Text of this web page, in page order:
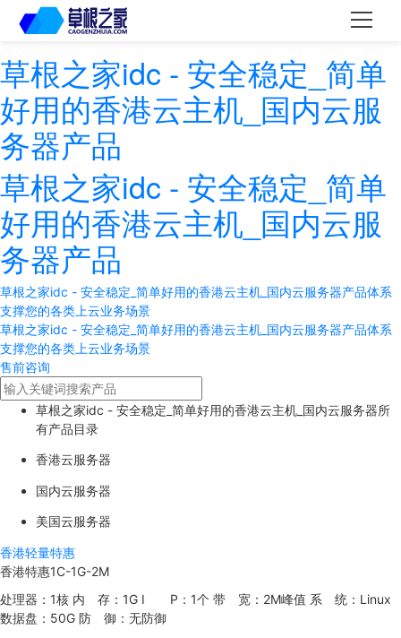
草根之家idc - 安全稳定_简单
好用的香港云主机_国内云服
务器产品
草根之家idc - 安全稳定_简单
好用的香港云主机_国内云服
务器产品
草根之家idc - 安全稳定_简单好用的香港云主机_国内云服务器产品体系
支撑您的各类上云业务场景
草根之家idc - 安全稳定_简单好用的香港云主机_国内云服务器产品体系
支撑您的各类上云业务场景
售前咨询
草根之家idc - 安全稳定_简单好用的香港云主机_国内云服务器所
有产品目录
香港云服务器
国内云服务器
美国云服务器
香港轻量特惠
香港特惠1C-1G-2M
处理器：1核 内 存：1G I P：1个 带 宽：2M峰值 系 统：Linux
数据盘：50G 防 御：无防御